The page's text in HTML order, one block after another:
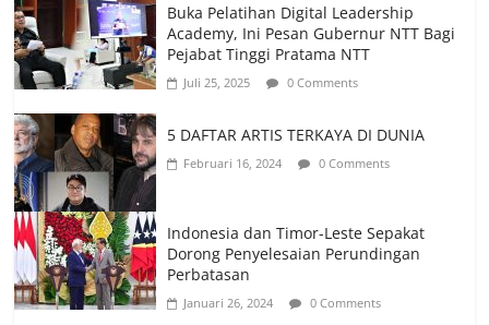
Buka Pelatihan Digital Leadership
Academy, Ini Pesan Gubernur NTT Bagi
Pejabat Tinggi Pratama NTT
Juli 25, 2025 0 Comments
5 DAFTAR ARTIS TERKAYA DI DUNIA
Februari 16, 2024 0 Comments
Indonesia dan Timor-Leste Sepakat
Dorong Penyelesaian Perundingan
Perbatasan
Januari 26, 2024 0 Comments